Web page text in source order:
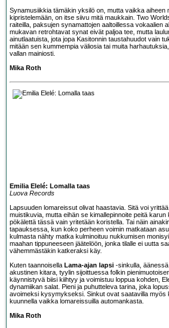
Synamusiikkia tämäkin yksilö on, mutta vaikka aiheen
kipristelemään, on itse siivu mitä maukkain. Two
raiteilla, paksujen synamattojen aaltoillessa vokaalien
mukavan retrohtavat synat eivät paljoa tee, mutta
ainutlaatuista, jota jopa Kasitonnin taustahuudot vain
mitään sen kummempia väliosia tai muita
vallan mainiosti.
Mika Roth
Emilia Elelé: Lomalla taas
Luova Records
Lapsuuden lomareissut olivat haastavia. Sitä voi
muistikuvia, mutta eihän se kimallepinnoite peitä karun
pökälettä tässä vain yritetään koristella. Tai näin
tapauksessa, kun koko perheen voimin matkataan
kulmasta nähty matka kulminoituu nukkumisen
maahan tippuneeseen jäätelöön, jonka tilalle ei uutta
vähemmästäkin katkeraksi käy.
Kuten taannoisella Lama-ajan lapsi -sinkulla,
akustinen kitara, tyylin sijoittuessa folkin
käynnistyvä biisi kiihtyy ja voimistuu loppua kohden,
dynamiikan salat. Pieni ja puhutteleva tarina, joka
avoimeksi kysymykseksi. Sinkut ovat saatavilla myös
kuunnella vaikka lomareissuilla automankasta.
Mika Roth